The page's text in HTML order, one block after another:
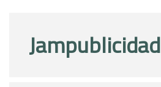
Jampublicidad